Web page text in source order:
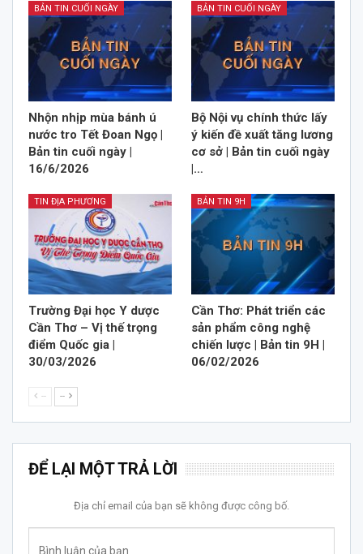
BẢN TIN CUỐI NGÀY
Nhộn nhịp mùa bánh ú
nước tro Tết Đoan Ngọ |
Bản tin cuối ngày |
16/6/2026
BẢN TIN CUỐI NGÀY
Bộ Nội vụ chính thức lấy
ý kiến đề xuất tăng lương
cơ sở | Bản tin cuối ngày
|…
TIN ĐỊA PHƯƠNG
Trường Đại học Y dược
Cần Thơ – Vị thế trọng
điểm Quốc gia |
30/03/2026
BẢN TIN 9H
Cần Thơ: Phát triển các
sản phẩm công nghệ
chiến lược | Bản tin 9H |
06/02/2026
-- --
ĐỂ LẠI MỘT TRẢ LỜI
Địa chỉ email của bạn sẽ không được công bố.